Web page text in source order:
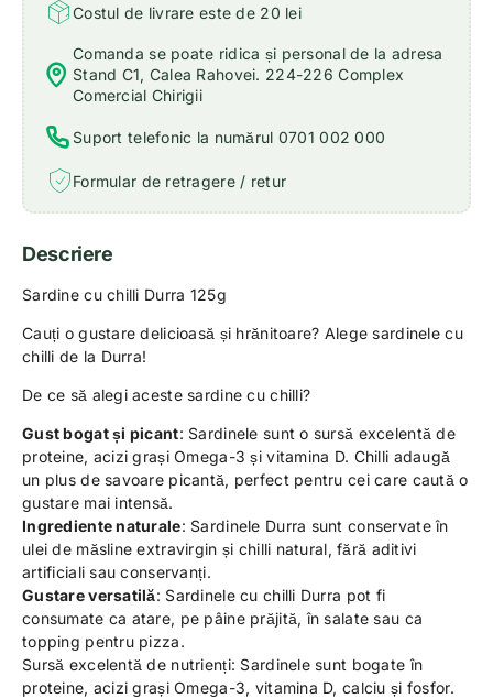
Costul de livrare este de 20 lei
Comanda se poate ridica și personal de la adresa
Stand C1, Calea Rahovei. 224-226 Complex
Comercial Chirigii
Suport telefonic la numărul 0701 002 000
Formular de retragere / retur
Descriere
Sardine cu chilli Durra 125g
Cauți o gustare delicioasă și hrănitoare? Alege sardinele cu
chilli de la Durra!
De ce să alegi aceste sardine cu chilli?
Gust bogat și picant: Sardinele sunt o sursă excelentă de
proteine, acizi grași Omega-3 și vitamina D. Chilli adaugă
un plus de savoare picantă, perfect pentru cei care caută o
gustare mai intensă.
Ingrediente naturale: Sardinele Durra sunt conservate în
ulei de măsline extravirgin și chilli natural, fără aditivi
artificiali sau conservanți.
Gustare versatilă: Sardinele cu chilli Durra pot fi
consumate ca atare, pe pâine prăjită, în salate sau ca
topping pentru pizza.
Sursă excelentă de nutrienți: Sardinele sunt bogate în
proteine, acizi grași Omega-3, vitamina D, calciu și fosfor.